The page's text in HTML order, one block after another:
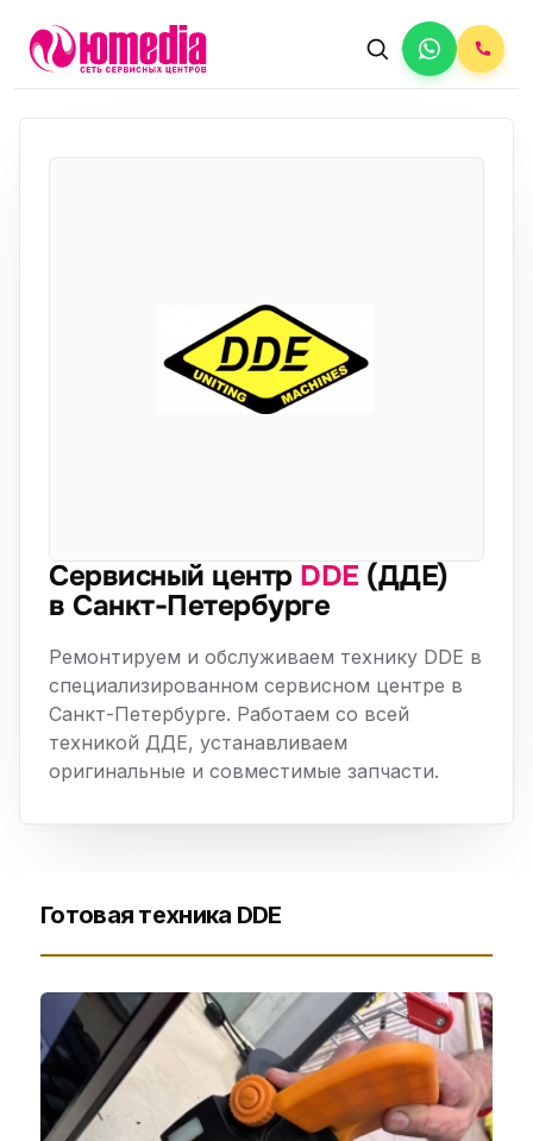
Сервисный центр DDE (ДДЕ)
в Санкт-Петербурге
Ремонтируем и обслуживаем технику DDE в
специализированном сервисном центре в
Санкт-Петербурге. Работаем со всей
техникой ДДЕ, устанавливаем
оригинальные и совместимые запчасти.
Готовая техника DDE